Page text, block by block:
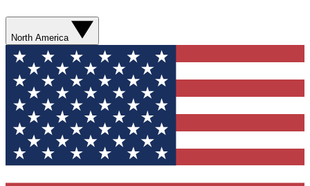
North America